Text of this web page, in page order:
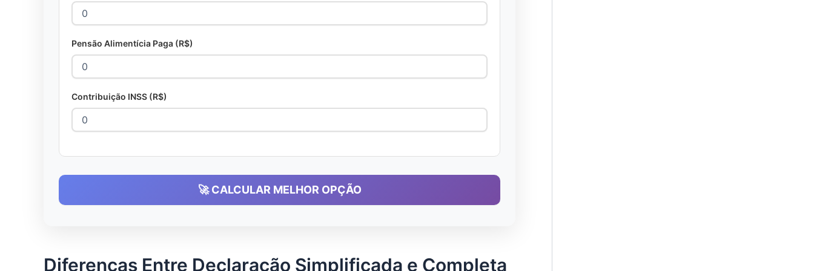
Pensão Alimentícia Paga (R$)
Contribuição INSS (R$)
🚀 CALCULAR MELHOR OPÇÃO
Diferenças Entre Declaração Simplificada e Completa